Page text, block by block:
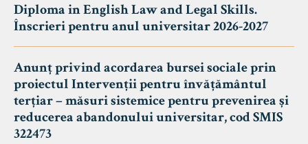
Diploma in English Law and Legal Skills.
Înscrieri pentru anul universitar 2026-2027
Anunț privind acordarea bursei sociale prin
proiectul Intervenții pentru învățământul
terțiar – măsuri sistemice pentru prevenirea și
reducerea abandonului universitar, cod SMIS
322473